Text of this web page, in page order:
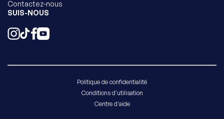
Contactez-nous
SUIS-NOUS
Politique de confidentialité
Conditions d'utilisation
Centre d'aide